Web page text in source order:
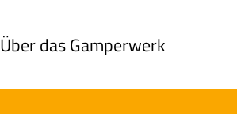
Über das Gamperwerk